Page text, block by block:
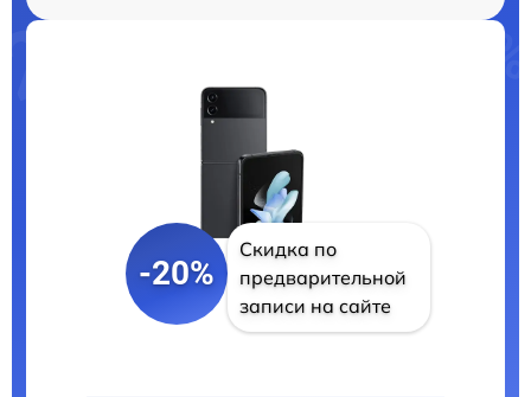
-20%
Скидка по
предварительной
записи на сайте